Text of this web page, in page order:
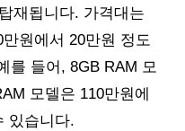
재됩니다. 가격대는
원에서 20만원 정도
를 들어, 8GB RAM 모
모델은 110만원에
있습니다.